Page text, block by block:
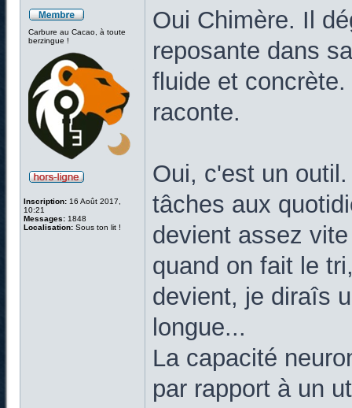
Carbure au Cacao, à toute
berzingue !
Inscription: 16 Août 2017,
10:21
Messages: 1848
Localisation: Sous ton lit !
Oui Chimère. Il
reposante dans
fluide et
raconte.
Oui, c'est un
tâches aux
devient assez
quand on fait le
devient, je diraîs
longue...
La capacité
par rapport à un